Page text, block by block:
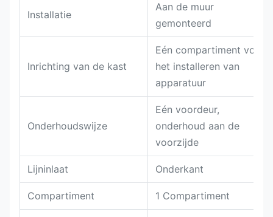
Installatie
Aan de muur
gemonteerd
Inrichting van de kast
Eén compartiment voor
het installeren van
apparatuur
Onderhoudswijze
Eén voordeur,
onderhoud aan de
voorzijde
Lijninlaat Onderkant
Compartiment 1 Compartiment